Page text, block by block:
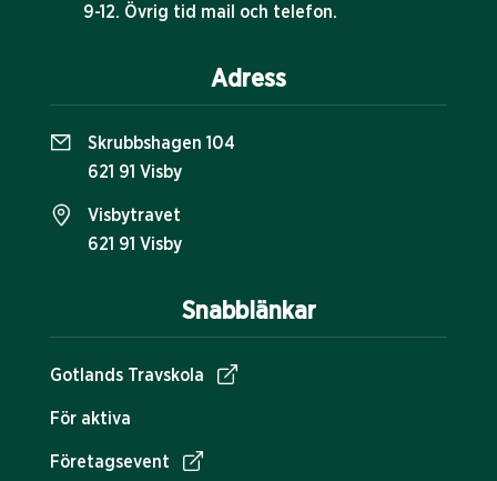
Snabblänkar
Gotlands Travskola
För aktiva
Företagsevent
9-12. Övrig tid mail och telefon.
Adress
Skrubbshagen 104
621 91 Visby
Visbytravet
621 91 Visby